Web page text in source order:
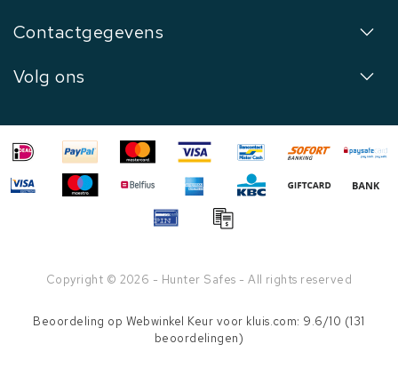
Contactgegevens
Volg ons
Copyright © 2026 - Hunter Safes - All rights reserved
Beoordeling op Webwinkel Keur voor kluis.com: 9.6/10 (131
beoordelingen)